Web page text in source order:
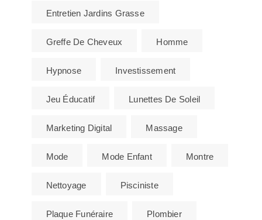
Entretien Jardins Grasse
Greffe De Cheveux Homme
Hypnose Investissement
Jeu Éducatif Lunettes De Soleil
Marketing Digital Massage
Mode Mode Enfant Montre
Nettoyage Pisciniste
Plaque Funéraire Plombier